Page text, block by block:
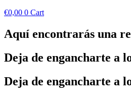
€0,00 0 Cart
Aquí encontrarás una
Deja de engancharte a
Deja de engancharte a